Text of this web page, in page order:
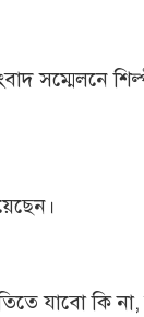
শিল্পী
যাবো কি